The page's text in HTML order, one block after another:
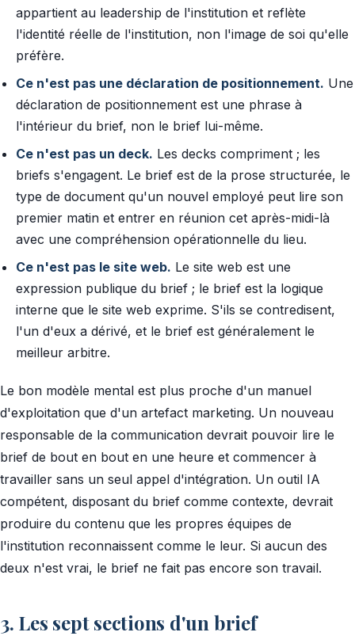
appartient au leadership de l'institution et reflète
l'identité réelle de l'institution, non l'image de soi qu'elle
préfère.
Ce n'est pas une déclaration de positionnement. Une
déclaration de positionnement est une phrase à
l'intérieur du brief, non le brief lui-même.
Ce n'est pas un deck. Les decks compriment ; les
briefs s'engagent. Le brief est de la prose structurée, le
type de document qu'un nouvel employé peut lire son
premier matin et entrer en réunion cet après-midi-là
avec une compréhension opérationnelle du lieu.
Ce n'est pas le site web. Le site web est une
expression publique du brief ; le brief est la logique
interne que le site web exprime. S'ils se contredisent,
l'un d'eux a dérivé, et le brief est généralement le
meilleur arbitre.
Le bon modèle mental est plus proche d'un manuel
d'exploitation que d'un artefact marketing. Un nouveau
responsable de la communication devrait pouvoir lire le
brief de bout en bout en une heure et commencer à
travailler sans un seul appel d'intégration. Un outil IA
compétent, disposant du brief comme contexte, devrait
produire du contenu que les propres équipes de
l'institution reconnaissent comme le leur. Si aucun des
deux n'est vrai, le brief ne fait pas encore son travail.
3. Les sept sections d'un brief